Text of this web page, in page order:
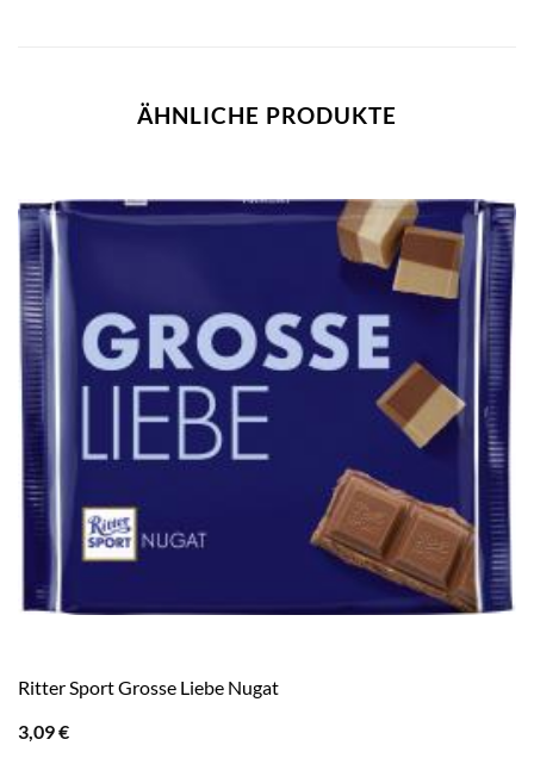
ÄHNLICHE PRODUKTE
Ritter Sport Grosse Liebe Nugat
3,09€